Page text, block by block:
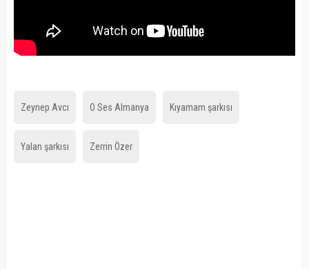
Zeynep Avcı O Ses Almanya Kıyamam şarkısı
Yalan şarkısı Zerrin Özer